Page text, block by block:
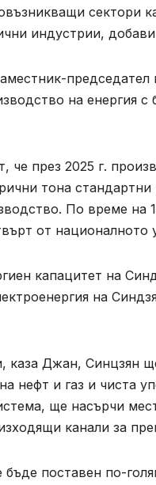
сектори
индустрии,
председател
на енергия
че през 2025 г.
тона
По време на
от националното
капацитет на
на
каза Джан, Синцзян
нефт и газ и чиста
ще насърчи
канали за
поставен по-